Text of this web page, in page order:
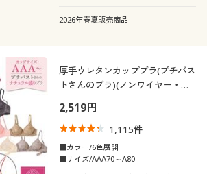
2026年春夏販売商品
厚手ウレタンカップブラ(プチバス
トさんのブラ)(ノンワイヤー・フ
2,519円
1,115件
■カラー/6色展開
■サイズ/AAA70～A80